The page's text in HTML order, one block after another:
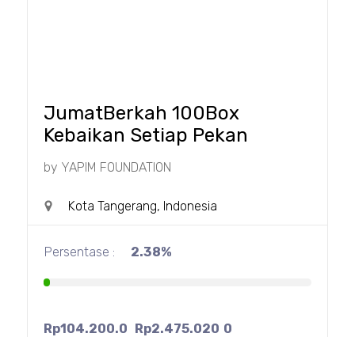
JumatBerkah 100Box
Kebaikan Setiap Pekan
by YAPIM FOUNDATION
Kota Tangerang, Indonesia
Persentase : 2.38%
Rp104.200.0
0
Rp2.475.020